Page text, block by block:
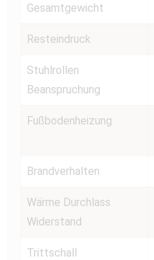
Gesamtgewicht
Resteindruck
Stuhlrollen
Beanspruchung
Fußbodenheizung
Brandverhalten
Wärme Durchlass
Widerstand
Trittschall